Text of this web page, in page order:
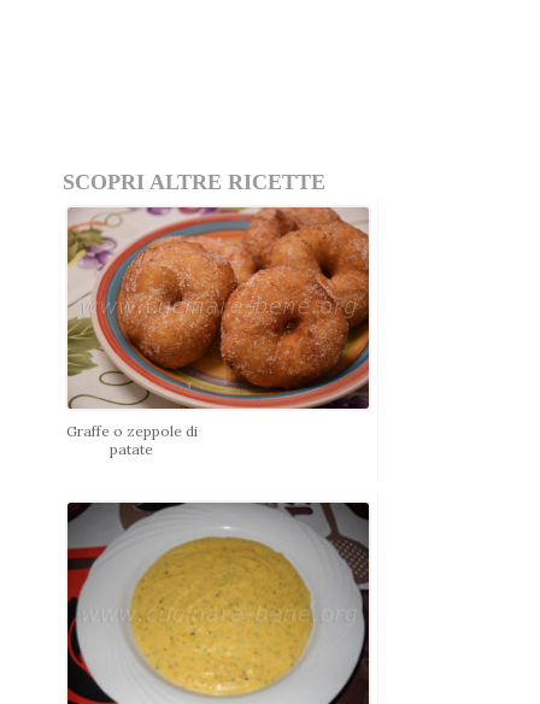
SCOPRI ALTRE RICETTE
Graffe o zeppole di
patate